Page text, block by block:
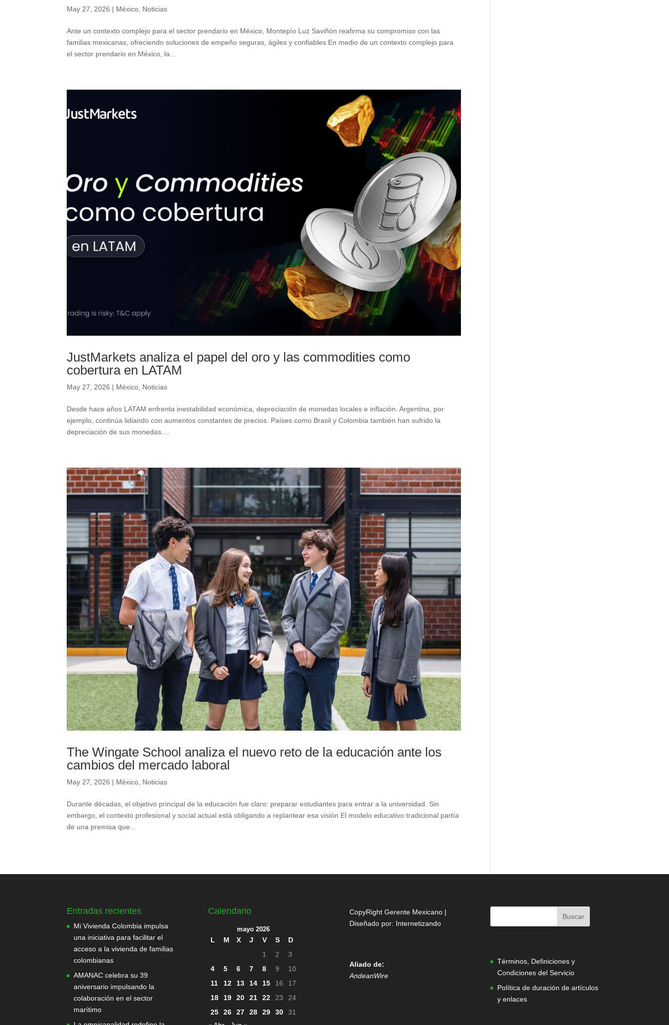
May 27, 2026 | México Noticias
Ante un contexto complejo para el sector prendario en México, Montepío Luz Saviñón reafirma su compromiso con las
familias mexicanas, ofreciendo soluciones de empeño seguras, ágiles y confiables En medio de un contexto complejo para
el sector prendario en México, la...
JustMarkets analiza el papel del oro y las commodities como
cobertura en LATAM
May 27, 2026 | México, Noticias
Desde hace años LATAM enfrenta inestabilidad económica, depreciación de monedas locales e inflación. Argentina, por
ejemplo, continúa lidiando con aumentos constantes de precios. Países como Brasil y Colombia también han sufrido la
depreciación de sus monedas....
The Wingate School analiza el nuevo reto de la educación ante los
cambios del mercado laboral
May 27, 2026 | México, Noticias
Durante décadas, el objetivo principal de la educación fue claro: preparar estudiantes para entrar a la universidad. Sin
embargo, el contexto profesional y social actual está obligando a replantear esa visión El modelo educativo tradicional partía
de una premisa que...
Entradas recientes
Mi Vivienda Colombia impulsa
una iniciativa para facilitar el
acceso a la vivienda de familias
colombianas
AMANAC celebra su 39
aniversario impulsando la
colaboración en el sector
marítimo
Calendario
mayo 2026
L M X J V S
D
1
2
3
4
5 6 7 8 9
10
11
12 13 14 15 16
17
18
19 20 21 22 23
24
25
26 27 28 29 30
31
CopyRight Gerente Mexicano |
Diseñado por: Internetizando
Aliado de:
AndeanWire
Términos, Definiciones y
Condiciones del Servicio
Política de duración de artículos
y enlaces